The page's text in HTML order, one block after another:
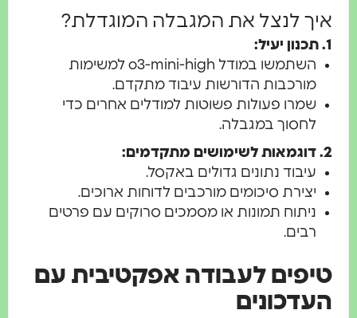
איך לנצל את המגבלה המוגדלת?
השתמשו במודל o3-mini-high למשימות
מורכבות הדורשות עיבוד מתקדם.
שמרו פעולות פשוטות למודלים אחרים כדי
לחסוך במגבלה.
עיבוד נתונים גדולים באקסל.
יצירת סיכומים מורכבים לדוחות ארוכים.
ניתוח תמונות או מסמכים סרוקים עם פרטים
רבים.
טיפים לעבודה אפקטיבית עם
העדכונים